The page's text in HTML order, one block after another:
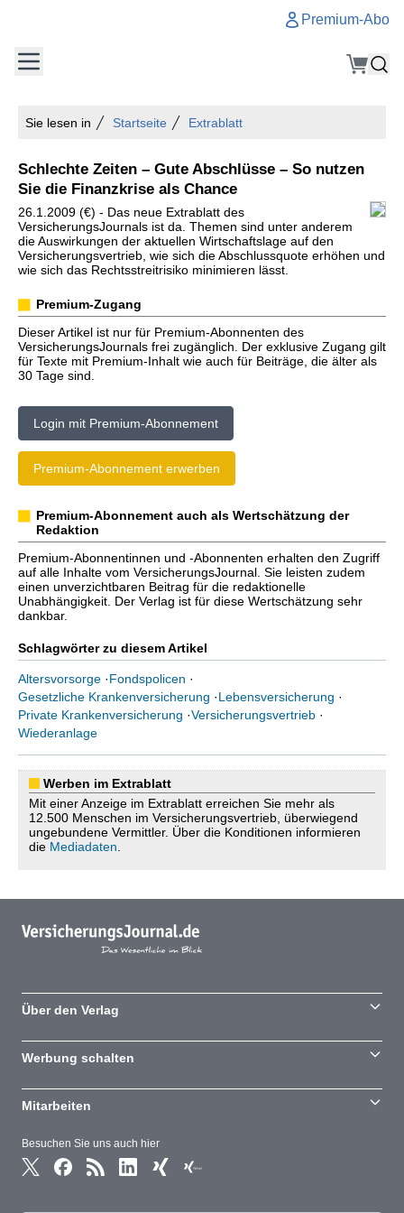
Premium-Abo
Sie lesen in Startseite Extrablatt
Schlechte Zeiten – Gute Abschlüsse – So nutzen
Sie die Finanzkrise als Chance
26.1.2009 (€) - Das neue Extrablatt des
VersicherungsJournals ist da. Themen sind unter anderem
die Auswirkungen der aktuellen Wirtschaftslage auf den
Versicherungsvertrieb, wie sich die Abschlussquote erhöhen und
wie sich das Rechtsstreitrisiko minimieren lässt.
Premium-Zugang
Dieser Artikel ist nur für Premium-Abonnenten des
VersicherungsJournals frei zugänglich. Der exklusive Zugang gilt
für Texte mit Premium-Inhalt wie auch für Beiträge, die älter als
30 Tage sind.
Login mit Premium-Abonnement
Premium-Abonnement erwerben
Premium-Abonnement auch als Wertschätzung der
Redaktion
Premium-Abonnentinnen und -Abonnenten erhalten den Zugriff
auf alle Inhalte vom VersicherungsJournal. Sie leisten zudem
einen unverzichtbaren Beitrag für die redaktionelle
Unabhängigkeit. Der Verlag ist für diese Wertschätzung sehr
dankbar.
Schlagwörter zu diesem Artikel
Altersvorsorge ·Fondspolicen ·
Gesetzliche Krankenversicherung ·Lebensversicherung ·
Private Krankenversicherung ·Versicherungsvertrieb ·
Wiederanlage
Werben im Extrablatt
Mit einer Anzeige im Extrablatt erreichen Sie mehr als
12.500 Menschen im Versicherungsvertrieb, überwiegend
ungebundene Vermittler. Über die Konditionen informieren
die Mediadaten
Besuchen Sie uns auch hier
Über den Verlag
Werbung schalten
Mitarbeiten